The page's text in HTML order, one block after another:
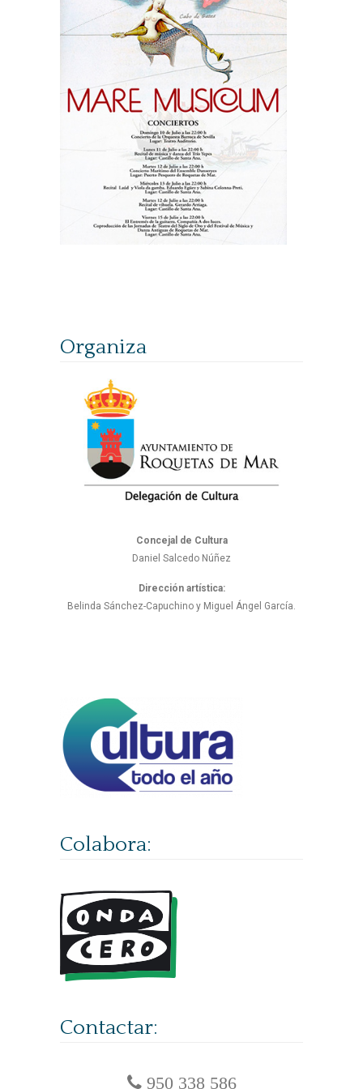
Organiza
Concejal de Cultura
Daniel Salcedo Núñez
Dirección artística:
Belinda Sánchez-Capuchino y Miguel Ángel García.
Colabora:
Contactar:
950 338 586